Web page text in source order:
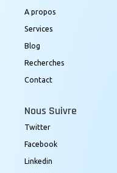
A propos
Services
Blog
Recherches
Contact
Nous Suivre
Twitter
Facebook
Linkedin